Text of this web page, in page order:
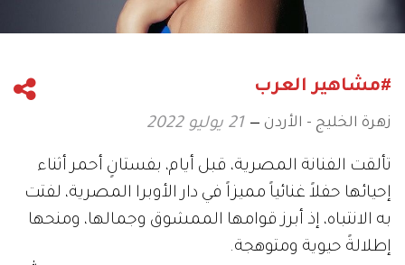
#مشاهير العرب
زهرة الخليج - الأردن 21 يوليو 2022
تألقت الفنانة المصرية، قبل أيام، بفستانٍ أحمر أثناء
إحيائها حفلاً غنائياً مميزاً في دار الأوبرا المصرية، لفتت
به الانتباه، إذ أبرز قوامها الممشوق وجمالها، ومنحها
إطلالةً حيوية ومتوهجة.